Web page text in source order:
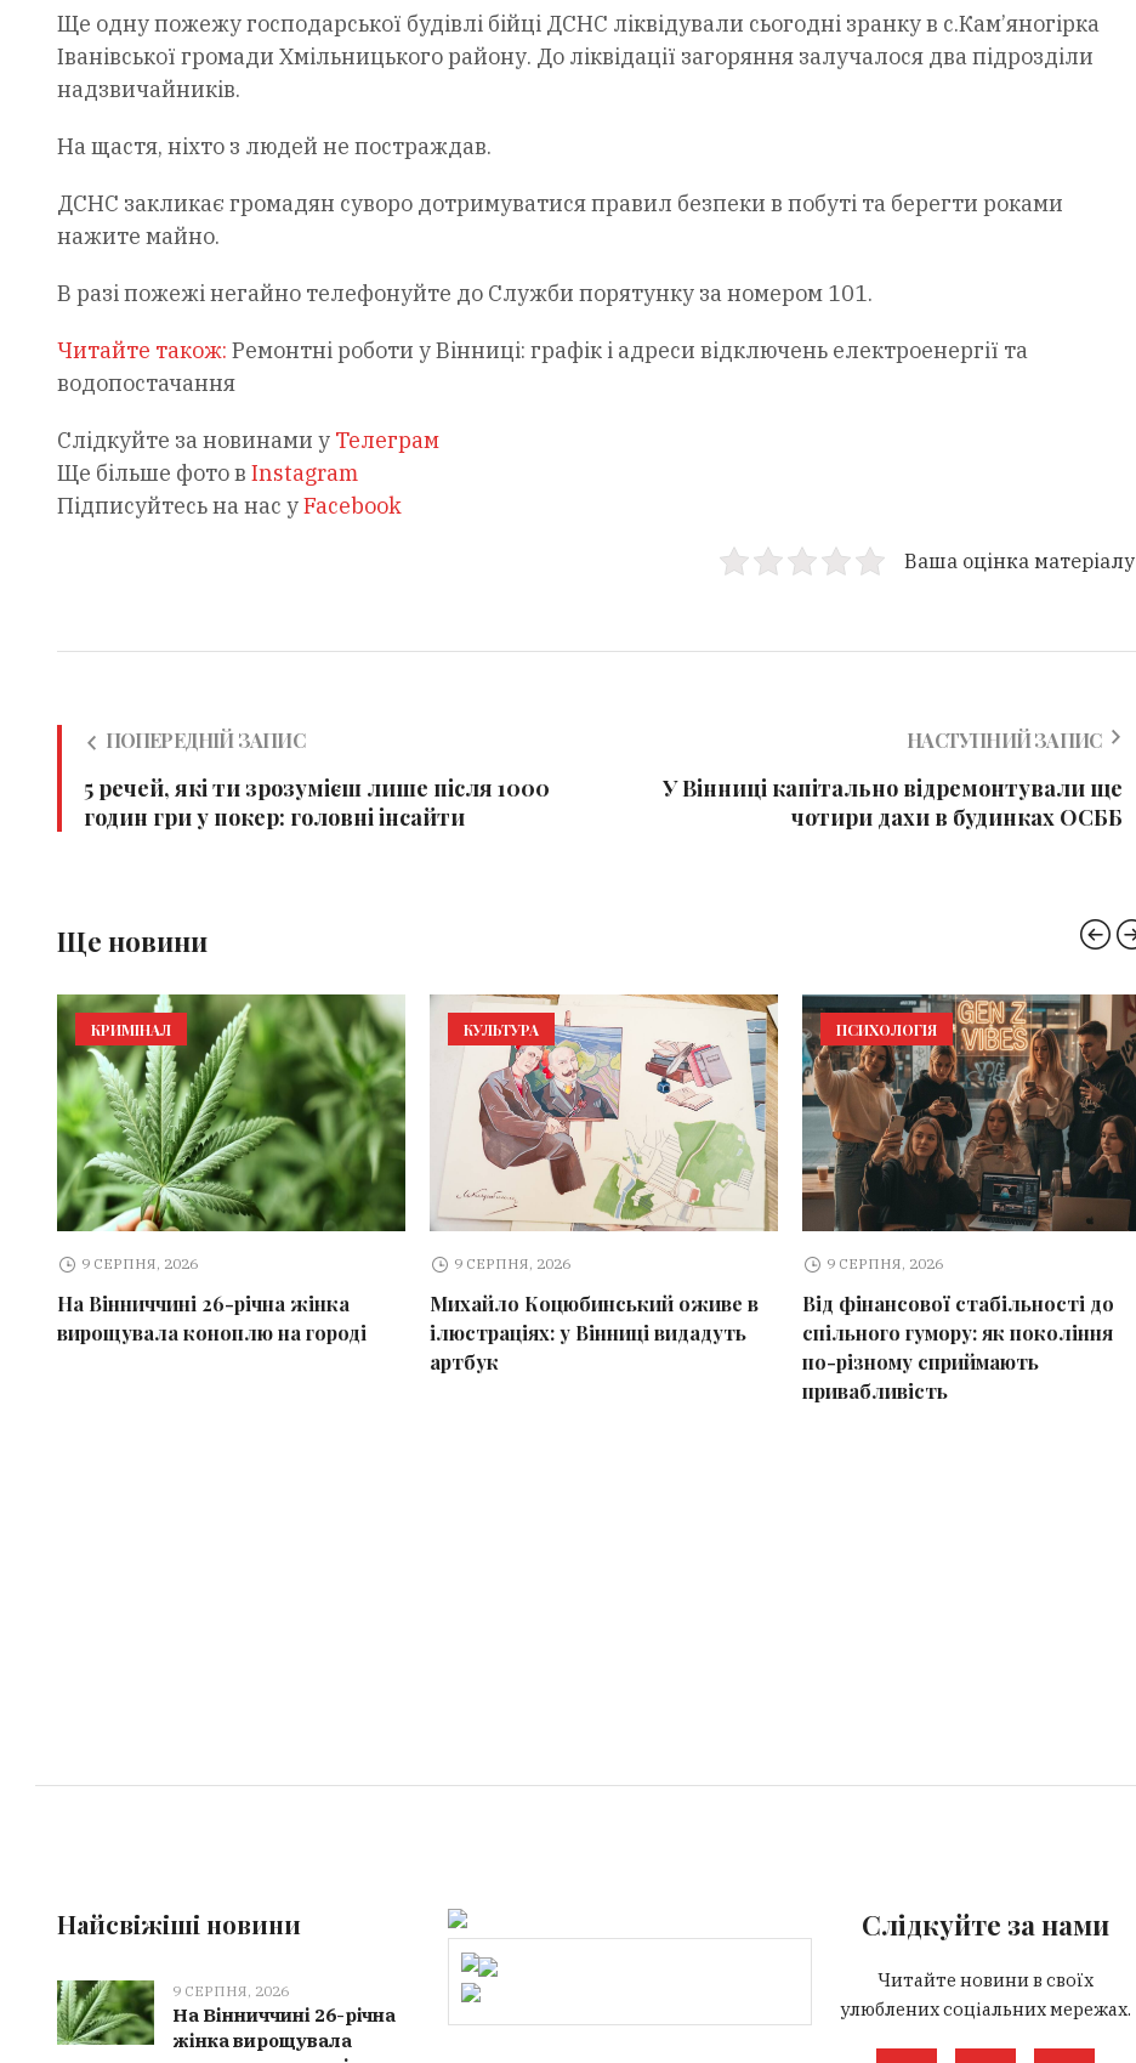
Ще одну пожежу господарської будівлі бійці ДСНС ліквідували сьогодні зранку в с.Кам’яногірка
Іванівської громади Хмільницького району. До ліквідації загоряння залучалося два підрозділи
надзвичайників.
На щастя, ніхто з людей не постраждав.
ДСНС закликає громадян суворо дотримуватися правил безпеки в побуті та берегти роками
нажите майно.
В разі пожежі негайно телефонуйте до Служби порятунку за номером 101.
Читайте також: Ремонтні роботи у Вінниці: графік і адреси відключень електроенергії та
водопостачання
Слідкуйте за новинами у Телеграм
Ще більше фото в Instagram
Підписуйтесь на нас уFacebook
Ваша оцінка матеріалу
ПОПЕРЕДНІЙ ЗАПИС
5 речей, які ти зрозумієш лише після 1000
годин гри у покер: головні інсайти
НАСТУПНИЙ ЗАПИС
У Вінниці капітально відремонтували ще
чотири дахи в будинках ОСББ
Ще новини
КРИМІНАЛ
9 СЕРПНЯ, 2026
На Вінниччині 26-річна жінка
вирощувала коноплю на городі
КУЛЬТУРА
9 СЕРПНЯ, 2026
Михайло Коцюбинський оживе в
ілюстраціях: у Вінниці видадуть
артбук
ПСИХОЛОГІЯ
9 СЕРПНЯ, 2026
Від фінансової стабільності до
спільного гумору: як покоління
по-різному сприймають
привабливість
Найсвіжіші новини
9 СЕРПНЯ, 2026
На Вінниччині 26-річна
жінка вирощувала
Слідкуйте за нами
Читайте новини в своїх
улюблених соціальних мережах.